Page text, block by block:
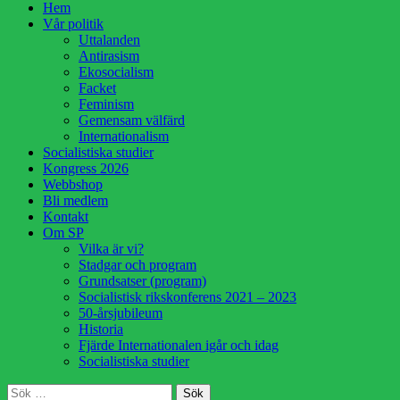
HoppaHem
Vår politik
Uttalanden
Antirasism
Ekosocialism
Facket
Feminism
Gemensam välfärd
Internationalism
Socialistiska studier
Kongress 2026
Webbshop
Bli medlem
Kontakt
Om SP
Vilka är vi?
Stadgar och program
Grundsatser (program)
Socialistisk rikskonferens 2021 – 2023
50-årsjubileum
Historia
Fjärde Internationalen igår och idag
Socialistiska studier
Sök
Sök